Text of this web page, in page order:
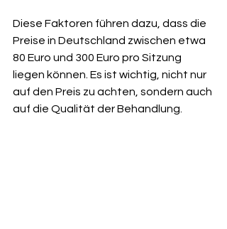
Diese Faktoren führen dazu, dass die
Preise in Deutschland zwischen etwa
80 Euro und 300 Euro pro Sitzung
liegen können. Es ist wichtig, nicht nur
auf den Preis zu achten, sondern auch
auf die Qualität der Behandlung.